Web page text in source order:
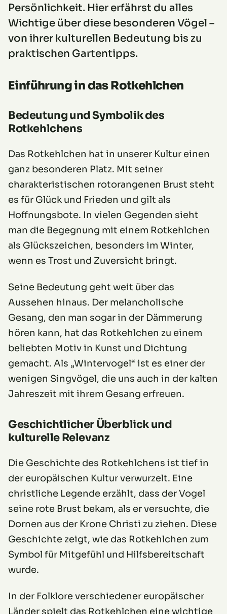
Persönlichkeit. Hier erfährst du alles
Wichtige über diese besonderen Vögel –
von ihrer kulturellen Bedeutung bis zu
praktischen Gartentipps.
Einführung in das Rotkehlchen
Bedeutung und Symbolik des
Rotkehlchens
Das Rotkehlchen hat in unserer Kultur einen
ganz besonderen Platz. Mit seiner
charakteristischen rotorangenen Brust steht
es für Glück und Frieden und gilt als
Hoffnungsbote. In vielen Gegenden sieht
man die Begegnung mit einem Rotkehlchen
als Glückszeichen, besonders im Winter,
wenn es Trost und Zuversicht bringt.
Seine Bedeutung geht weit über das
Aussehen hinaus. Der melancholische
Gesang, den man sogar in der Dämmerung
hören kann, hat das Rotkehlchen zu einem
beliebten Motiv in Kunst und Dichtung
gemacht. Als „Wintervogel“ ist es einer der
wenigen Singvögel, die uns auch in der kalten
Jahreszeit mit ihrem Gesang erfreuen.
Geschichtlicher Überblick und
kulturelle Relevanz
Die Geschichte des Rotkehlchens ist tief in
der europäischen Kultur verwurzelt. Eine
christliche Legende erzählt, dass der Vogel
seine rote Brust bekam, als er versuchte, die
Dornen aus der Krone Christi zu ziehen. Diese
Geschichte zeigt, wie das Rotkehlchen zum
Symbol für Mitgefühl und Hilfsbereitschaft
wurde.
In der Folklore verschiedener europäischer
Länder spielt das Rotkehlchen eine wichtige